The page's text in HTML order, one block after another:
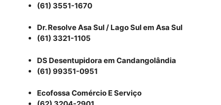
(61) 3551-1670
Dr. Resolve Asa Sul / Lago Sul em Asa Sul
(61) 3321-1105
DS Desentupidora em Candangolândia
(61) 99351-0951
Ecofossa Comércio E Serviço